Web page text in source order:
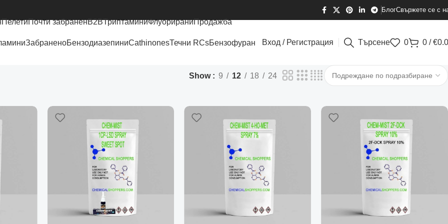
БлогСвържете се с
ПелетиПочти забраненB2BТриптаминиФлуорираниПродажба
ЗабраненоБензодиазепиниCathinonesТечни RCsБензофуран Вход / Регистрация Търсене 0 0 / €
Show 9 12 18 24